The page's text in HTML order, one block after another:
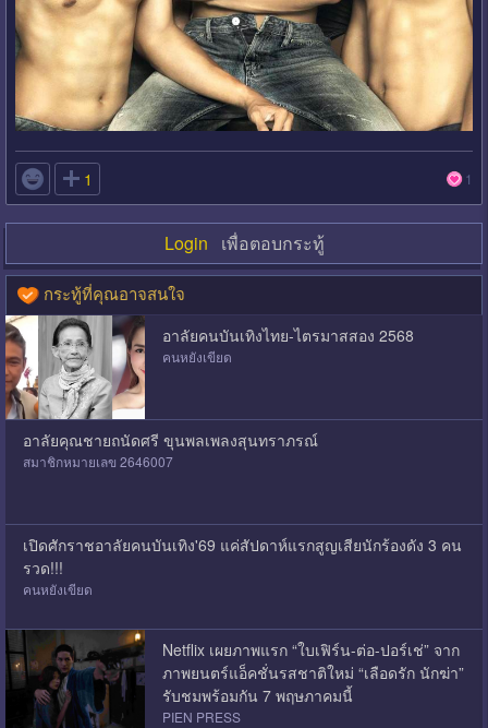
 1 1
Login เพื่อตอบกระทู้
กระทู้ที่คุณอาจสนใจ
อาลัยคนบันเทิงไทย-ไตรมาสสอง 2568
คนหยังเขียด
อาลัยคุณชายถนัดศรี ขุนพลเพลงสุนทราภรณ์
สมาชิกหมายเลข 2646007
เปิดศักราชอาลัยคนบันเทิง'69 แค่สัปดาห์แรกสูญเสียนักร้องดัง 3 คน
รวด!!!
คนหยังเขียด
Netflix เผยภาพแรก “ใบเฟิร์น-ต่อ-ปอร์เช่” จาก
ภาพยนตร์แอ็คชั่นรสชาติใหม่ “เลือดรัก นักฆ่า”
รับชมพร้อมกัน 7 พฤษภาคมนี้
PIEN PRESS